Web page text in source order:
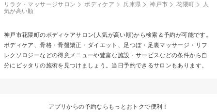
リラク・マッサージサロン ボディケア 兵庫県 神戸市 花隈町
人
気が高い順
神戸市花隈町のボディケアサロン(人気が高い順)から検索＆予約が可能です。
ボディケア、骨格・骨盤矯正・ダイエット、足つぼ・足裏マッサージ・リフ
レクソロジーなどの得意メニューや豊富な施設・サービスなどの条件から自
分にピッタリの施術を見つけましょう。当日予約できるサロンもあります。
アプリからの予約ならもっとおトクで便利！